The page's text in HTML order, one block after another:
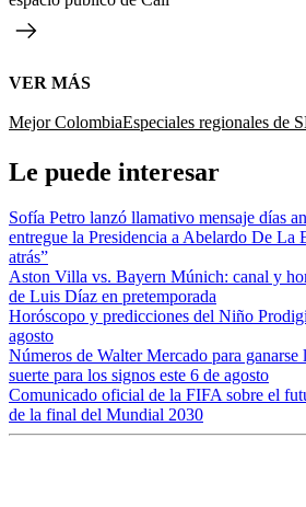
VER MÁS
Mejor ColombiaEspeciales regionales de
Le puede interesar
Sofía Petro lanzó llamativo mensaje días
entregue la Presidencia a Abelardo De La
atrás”
Aston Villa vs. Bayern Múnich: canal y
de Luis Díaz en pretemporada
Horóscopo y predicciones del Niño
agosto
Números de Walter Mercado para
suerte para los signos este 6 de agosto
Comunicado oficial de la FIFA sobre el
de la final del Mundial 2030